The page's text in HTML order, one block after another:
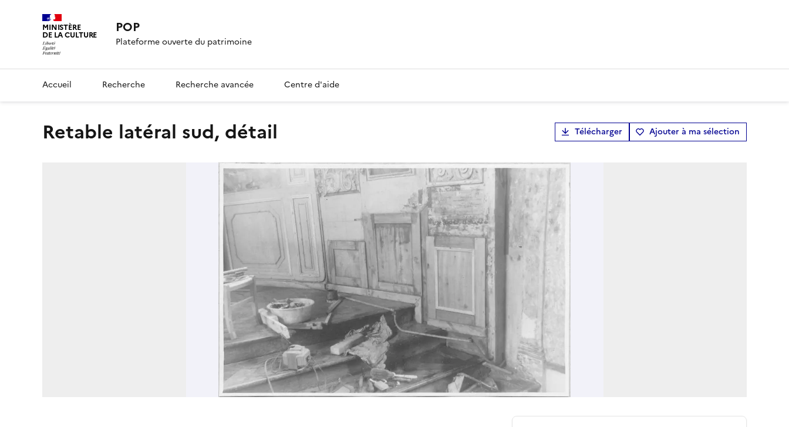
MINISTÈRE
DE LA CULTURE POP
Plateforme ouverte du patrimoine
Accueil Recherche Recherche avancée Centre d'aide
retable latéral sud, détail Télécharger Ajouter à ma sélection